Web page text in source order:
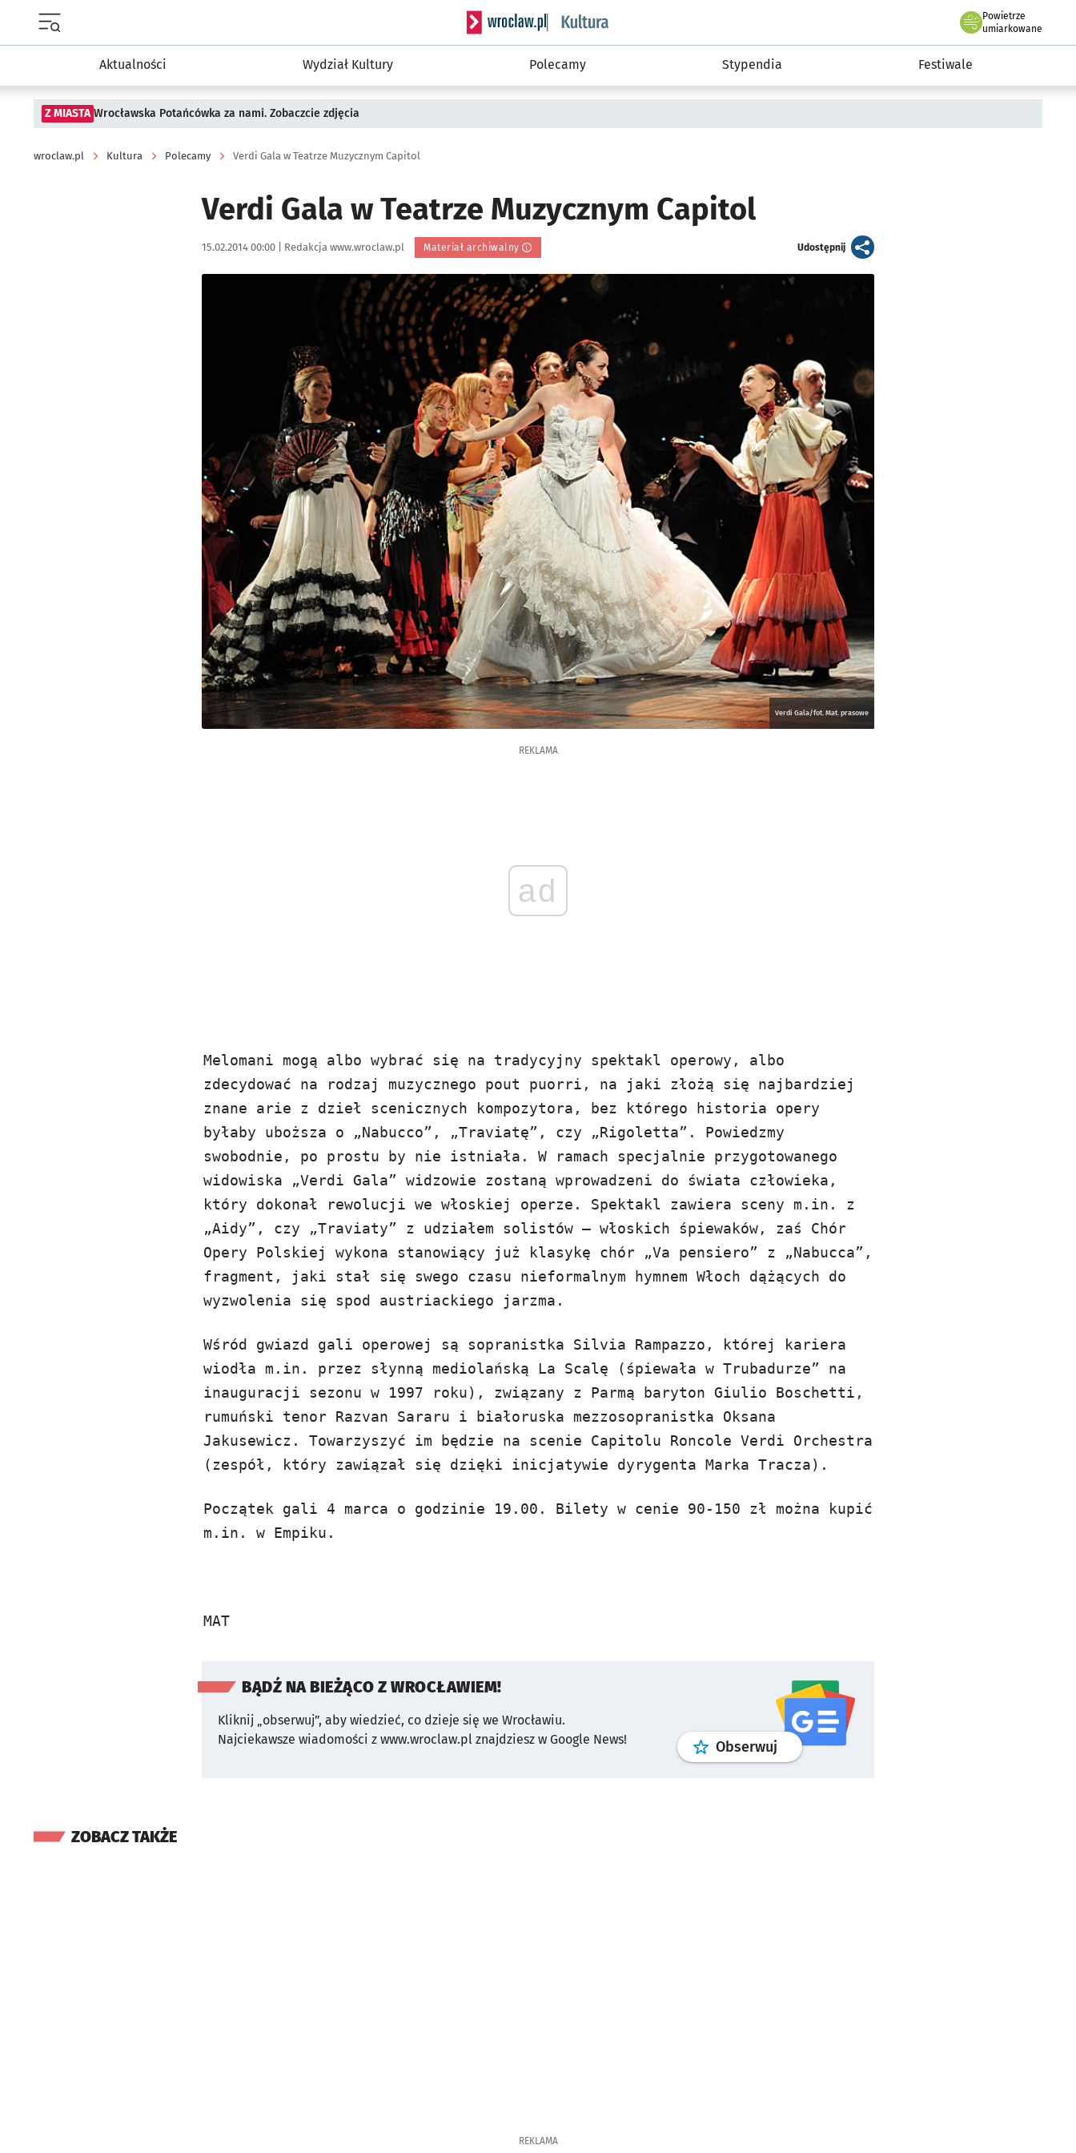
Serwis informacyjny wroclaw.pl podserwis: Kultura
Powietrze
we Wrocławiu
umiarkowane
Aktualności Wydział Kultury Polecamy Stypendia Festiwale
Z MIASTA Wrocławska Potańcówka za nami. Zobaczcie zdjęcia
wroclaw.pl Kultura Polecamy Verdi Gala w Teatrze Muzycznym Capitol
Verdi Gala w Teatrze Muzycznym Capitol
Data publikacji:
15.02.2014 00:00 | Autor:
Redakcja www.wroclaw.pl Materiał archiwalny Udostępnijartykuł
Verdi Gala/fot. Mat. prasowe
REKLAMA
ad
Melomani mogą albo wybrać się na tradycyjny spektakl operowy, albo
zdecydować na rodzaj muzycznego pout puorri, na jaki złożą się najbardziej
znane arie z dzieł scenicznych kompozytora, bez którego historia opery
byłaby uboższa o „Nabucco”, „Traviatę”, czy „Rigoletta”. Powiedzmy
swobodnie, po prostu by nie istniała. W ramach specjalnie przygotowanego
widowiska „Verdi Gala” widzowie zostaną wprowadzeni do świata człowieka,
który dokonał rewolucji we włoskiej operze. Spektakl zawiera sceny m.in. z
„Aidy”, czy „Traviaty” z udziałem solistów – włoskich śpiewaków, zaś Chór
Opery Polskiej wykona stanowiący już klasykę chór „Va pensiero” z „Nabucca”,
fragment, jaki stał się swego czasu nieformalnym hymnem Włoch dążących do
wyzwolenia się spod austriackiego jarzma.
Wśród gwiazd gali operowej są sopranistka Silvia Rampazzo, której kariera
wiodła m.in. przez słynną mediolańską La Scalę (śpiewała w Trubadurze” na
inauguracji sezonu w 1997 roku), związany z Parmą baryton Giulio Boschetti,
rumuński tenor Razvan Sararu i białoruska mezzosopranistka Oksana
Jakusewicz. Towarzyszyć im będzie na scenie Capitolu Roncole Verdi Orchestra
(zespół, który zawiązał się dzięki inicjatywie dyrygenta Marka Tracza).
Początek gali 4 marca o godzinie 19.00. Bilety w cenie 90-150 zł można kupić
m.in. w Empiku.
MAT
BĄDŹ NA BIEŻĄCO Z WROCŁAWIEM!
Kliknij „obserwuj”, aby wiedzieć, co dzieje się we Wrocławiu.
Najciekawsze wiadomości z www.wroclaw.pl znajdziesz w Google News!
Obserwuj profilgoogle news
ZOBACZ TAKŻE
REKLAMA